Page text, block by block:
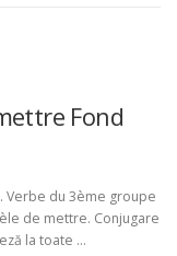
Fond
Verbe du 3ème groupe
de mettre. Conjugare
la toate …